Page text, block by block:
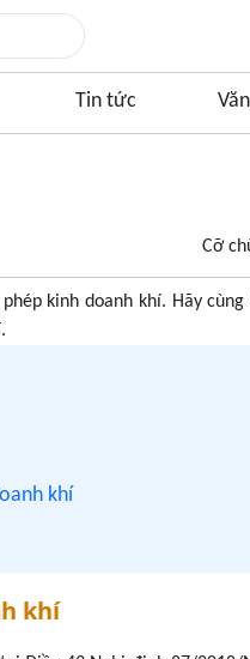
Tin tức
Cỡ
kinh doanh khí. Hãy
khí
khí